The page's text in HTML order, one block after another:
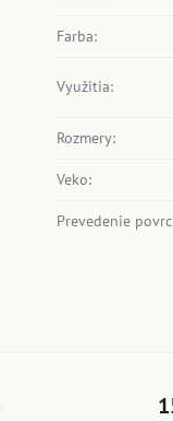
Farba:
Využitia:
Rozmery:
Veko:
Prevedenie